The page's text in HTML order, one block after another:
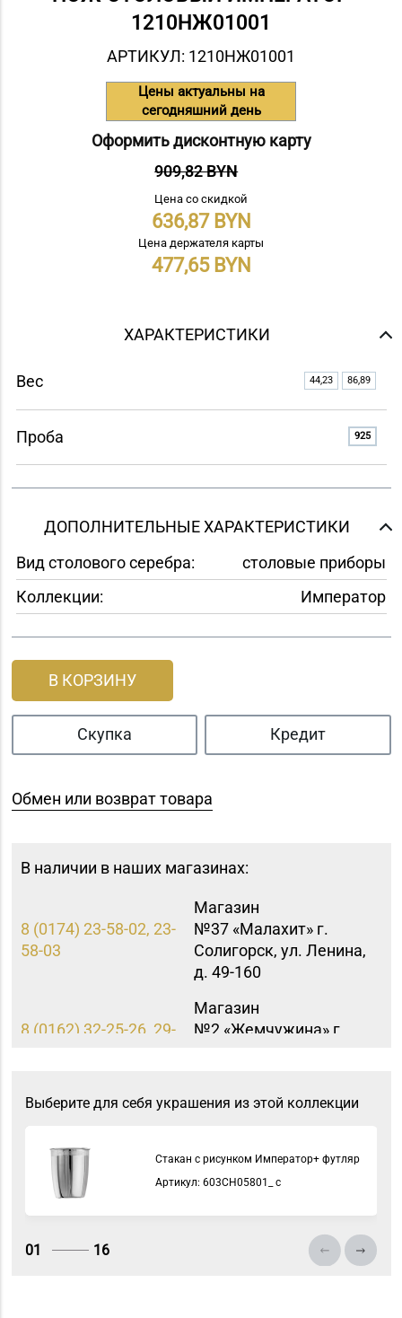
1210НЖ01001
АРТИКУЛ: 1210НЖ01001
Цены актуальны на
сегодняшний день
Оформить дисконтную карту
909,82 BYN
Цена со скидкой
636,87
Цена держателя карты
477,65
ХАРАКТЕРИСТИКИ
Вес 44,23 86,89
Проба 925
ДОПОЛНИТЕЛЬНЫЕ ХАРАКТЕРИСТИКИ
Вид столового серебра:
столовые приборы
Коллекции:
Император
В КОРЗИНУ
Скупка Кредит
Обмен или возврат товара
В наличии в наших магазинах:
8 (0174) 23-58-02, 23-
58-03
Магазин
№37 «Малахит» г.
Солигорск, ул. Ленина,
д. 49-160
8 (0162) 32-25-26, 29-
Магазин
№2 «Жемчужина» г.
Магазин №9 «Рубин» г.
Магазин
Первомайская, д. 67
Выберите для себя украшения из этой коллекции
Стакан с рисунком Император+ футляр
Артикул: 603СН05801_ с
01 16